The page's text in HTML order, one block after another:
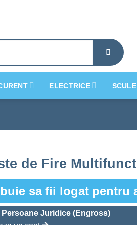
ELECTRICE
de Fire
sa fii logat pentru
Persoane Juridice (Engross)